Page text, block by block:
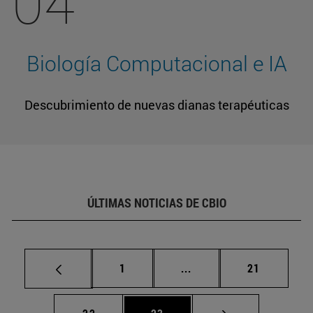
Biología Computacional e IA
Descubrimiento de nuevas dianas terapéuticas
ÚLTIMAS NOTICIAS DE CBIO
Página
1 ... Páginas intermedias
Página
21